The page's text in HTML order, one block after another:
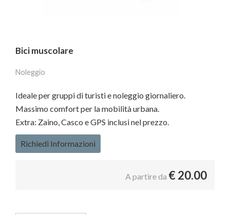
Bici muscolare
Noleggio
Ideale per gruppi di turisti e noleggio giornaliero.
Massimo comfort per la mobilità urbana.
Extra: Zaino, Casco e GPS inclusi nel prezzo.
Richiedi Informazioni
A partire da €20.00